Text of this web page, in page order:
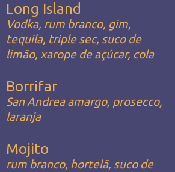
Long Island
Vodka, rum branco, gim,
tequila, triple sec, suco de
limão, xarope de açúcar, cola
Borrifar
San Andrea amargo, prosecco,
laranja
Mojito
rum branco, hortelã, suco de